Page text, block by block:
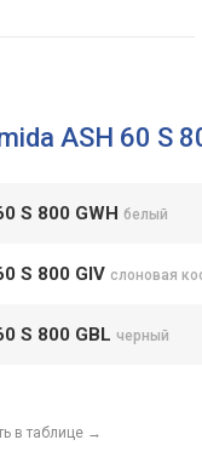
ASH 60 S
S 800 GWH белый
S 800 GIV слоновая
S 800 GBL черный
в таблице →